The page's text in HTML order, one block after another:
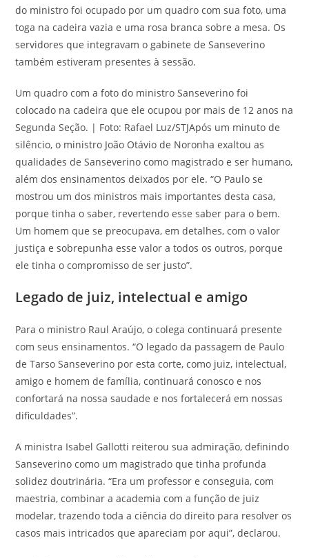
do ministro foi ocupado por um quadro com sua foto, uma
toga na cadeira vazia e uma rosa branca sobre a mesa. Os
servidores que integravam o gabinete de Sanseverino
também estiveram presentes à sessão.​​​​​​​​​
Um quadro com a foto do ministro Sanseverino foi
colocado na cadeira que ele ocupou por mais de 12 anos na
Segunda Seção. | Foto: Rafael Luz/STJApós um minuto de
silêncio, o ministro João Otávio de Noronha exaltou as
qualidades de Sanseverino como magistrado e ser humano,
além dos ensinamentos deixados por ele. “O Paulo se
mostrou um dos ministros mais importantes desta casa,
porque tinha o saber, revertendo esse saber para o bem.
Um homem que se preocupava, em detalhes, com o valor
justiça e sobrepunha esse valor a todos os outros, porque
ele tinha o compromisso de ser justo”.
Legado de juiz, intelectual e amigo
Para o ministro Raul Araújo, o colega continuará presente
com seus ensinamentos. “O legado da passagem de Paulo
de Tarso Sanseverino por esta corte, como juiz, intelectual,
amigo e homem de família, continuará conosco e nos
confortará na nossa saudade e nos fortalecerá em nossas
dificuldades”.
A ministra Isabel Gallotti reiterou sua admiração, definindo
Sanseverino como um magistrado que tinha profunda
solidez doutrinária. “Era um professor e conseguia, com
maestria, combinar a academia com a função de juiz
modelar, trazendo toda a ciência do direito para resolver os
casos mais intricados que apareciam por aqui”, declarou.